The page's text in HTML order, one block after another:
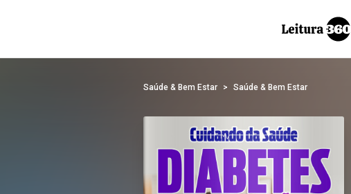
Saúde & Bem Estar Saúde & Bem Estar